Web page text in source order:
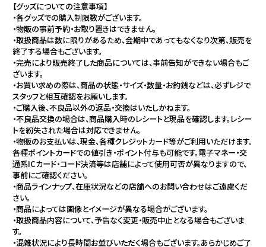
【グッズについての注意事項】
・各グッズでの購入制限数がございます。
・物販の事前予約・お取り置きはできません。
・取扱商品は数に限りがあるため、会期中であってもなくなり次第、販売を
終了する場合もございます。
・完売により販売終了した商品については、事前告知ができない場合もご
ざいます。
・お買い求めの際は、商品の状態・サイズ・数量・お釣銭などは、必ずレジで
スタッフと相互確認をお願いします。
・ご購入後、不良品以外の返品・交換はいたしかねます。
・不良品交換の場合は、商品購入時のレシートと現品を確認します。レシー
トを紛失された場合は対応できません。
・物販のお支払いは、現金、各種クレジットカード等がご利用いただけます。
各種ポイントカードでの値引き・ポイント付与も可能です。電子マネー・交
通系ICカード・コード決済等は店舗によって使用可否が異なりますので、
事前にご確認ください。
・商品ラインナップ、在庫状況などの店舗へのお問い合わせはご遠慮くだ
さい。
・商品によっては画像とイメージが異なる場合がございます。
・取扱商品内容について、予告なく変更・販売中止となる場合もございま
す。
・混雑状況により長時間お並びいただく場合もございます。あらかじめご了